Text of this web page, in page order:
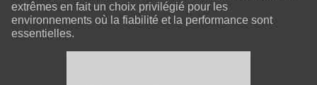
extrêmes en fait un choix privilégié pour les
environnements où la fiabilité et la performance sont
essentielles.